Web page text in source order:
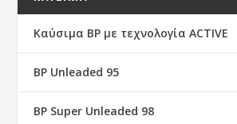
Καύσιμα BP με τεχνολογία ACTIVE
BP Unleaded 95
BP Super Unleaded 98